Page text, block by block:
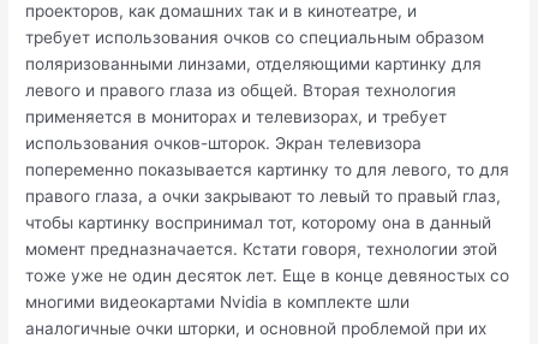
проекторов, как домашних так и в кинотеатре, и
требует использования очков со специальным образом
поляризованными линзами, отделяющими картинку для
левого и правого глаза из общей. Вторая технология
применяется в мониторах и телевизорах, и требует
использования очков-шторок. Экран телевизора
попеременно показывается картинку то для левого, то для
правого глаза, а очки закрывают то левый то правый глаз,
чтобы картинку воспринимал тот, которому она в данный
момент предназначается. Кстати говоря, технологии этой
тоже уже не один десяток лет. Еще в конце девяностых со
многими видеокартами Nvidia в комплекте шли
аналогичные очки шторки, и основной проблемой при их